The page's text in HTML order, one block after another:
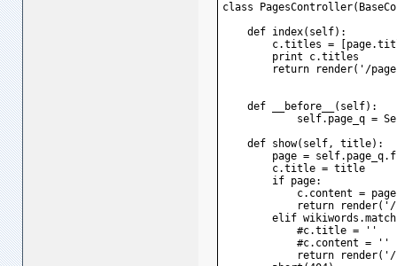
class
    def index(self):
c.titles =
        print c.titles
return render('/
    def __before__(self):
self.page_q =
    def show(self, title):
page =
        c.title = title
        if page:
c.content =
return
elif
            #c.title = ''
            #c.content = ''
return